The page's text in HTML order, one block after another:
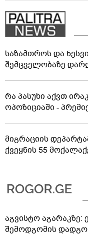
საზამთროს და
შემცველობაზე
რა პასუხი აქვთ
ოპოზიციაში -
მიგრაციის
ქვეყნის 55
აგვისტო აგარაკზე:
შემოდგომის